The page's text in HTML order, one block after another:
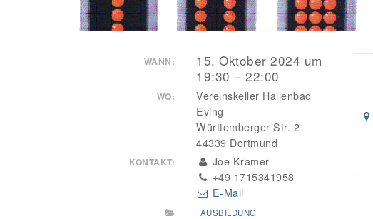
WANN:
15. Oktober 2024 um
19:30 – 22:00
WO:
Vereinskeller Hallenbad
Eving
Württemberger Str. 2
44339 Dortmund
KONTAKT:
Joe Kramer
+49 1715341958
E-Mail
AUSBILDUNG